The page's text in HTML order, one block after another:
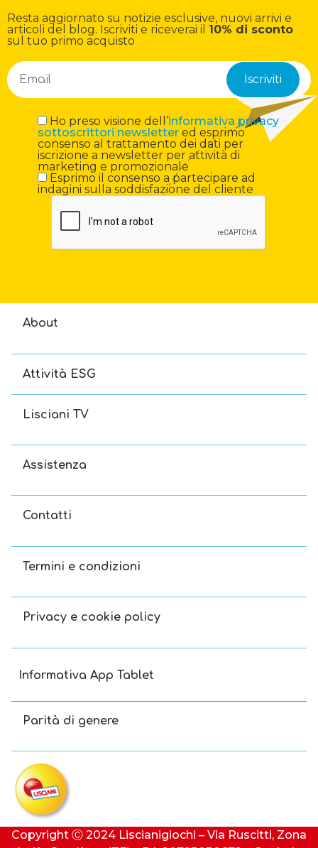
Resta aggiornato su notizie esclusive, nuovi arrivi e
articoli del blog. Iscriviti e riceverai il 10% di sconto
sul tuo primo acquisto
Ho preso visione dell’informativa privacy
sottoscrittori newslettered esprimo
consenso al trattamento dei dati per
iscrizione a newsletter per attività di
marketing e promozionale
Esprimo il consenso a partecipare ad
indagini sulla soddisfazione del cliente
About
Attività ESG
Lisciani TV
Assistenza
Contatti
Termini e condizioni
Privacy e cookie policy
Informativa App Tablet
Parità di genere
Copyright Ⓒ 2024 Liscianigiochi – Via Ruscitti, Zona